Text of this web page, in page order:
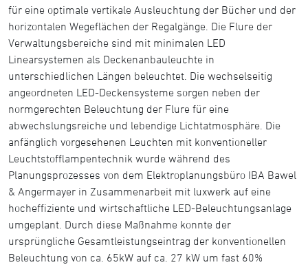
für eine optimale vertikale Ausleuchtung der Bücher und der
horizontalen Wegeflächen der Regalgänge. Die Flure der
Verwaltungsbereiche sind mit minimalen LED
Linearsystemen als Deckenanbauleuchte in
unterschiedlichen Längen beleuchtet. Die wechselseitig
angeordneten LED-Deckensysteme sorgen neben der
normgerechten Beleuchtung der Flure für eine
abwechslungsreiche und lebendige Lichtatmosphäre. Die
anfänglich vorgesehenen Leuchten mit konventioneller
Leuchtstofflampentechnik wurde während des
Planungsprozesses von dem Elektroplanungsbüro IBA Bawel
& Angermayer in Zusammenarbeit mit luxwerk auf eine
hocheffiziente und wirtschaftliche LED-Beleuchtungsanlage
umgeplant. Durch diese Maßnahme konnte der
ursprüngliche Gesamtleistungseintrag der konventionellen
Beleuchtung von ca. 65kW auf ca. 27 kW um fast 60%